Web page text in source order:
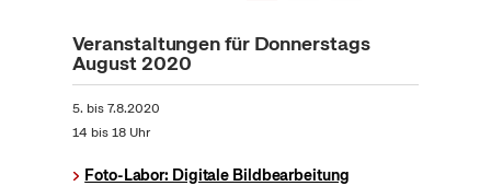
Veranstaltungen für Donnerstags
August 2020
5. bis7.8.2020
14 bis 18 Uhr
Foto-Labor: Digitale Bildbearbeitung